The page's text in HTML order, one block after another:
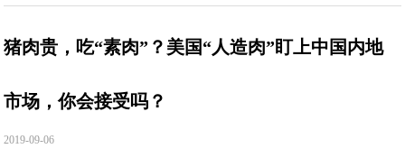
猪肉贵，吃“素肉”？美国“人造肉”盯上中国内地
市场，你会接受吗？
2019-09-06